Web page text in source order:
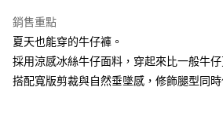
【「AFTEE先享後付」結帳流程】
１．於結帳方式選擇「AFTEE先享後付」後，將
結帳頁面，進行簡訊認證並確認金額後，即可完
２．訂單成立數日內，您將收到繳費通知簡訊。
３．收到繳費通知簡訊後14天內，點擊此簡訊中
每筆NT$80，滿NT$1,800(含以上)免運費
先付款後全家取貨
每筆NT$80，滿NT$1,800(含以上)免運費
銷售重點
夏天也能穿的牛仔褲。
採用涼感冰絲牛仔面料，穿起來比一般牛仔
搭配寬版剪裁與自然垂墜感，修飾腿型同時